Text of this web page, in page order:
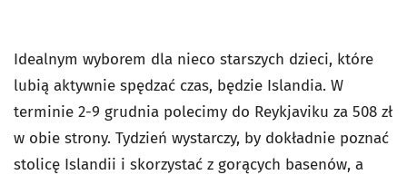
Idealnym wyborem dla nieco starszych dzieci, które
lubią aktywnie spędzać czas, będzie Islandia. W
terminie 2-9 grudnia polecimy do Reykjaviku za 508 zł
w obie strony. Tydzień wystarczy, by dokładnie poznać
stolicę Islandii i skorzystać z gorących basenów, a